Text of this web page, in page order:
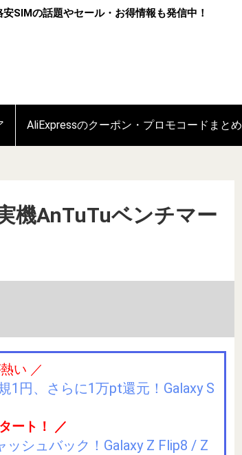
SIMの話題やセール・お得情報も発信中！
AliExpressのクーポン・プロモコードまとめ
機AnTuTuベンチマー
い ／
1円、さらに1万pt還元！Galaxy S
ート！ ／
シュバック！Galaxy Z Flip8 / Z